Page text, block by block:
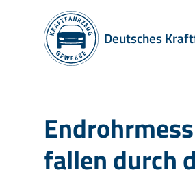
Deutsches
fallen durch